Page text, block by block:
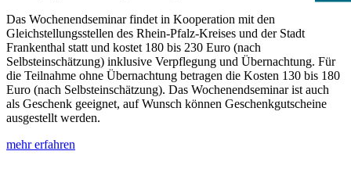
Das Wochenendseminar findet in Kooperation mit den
Gleichstellungsstellen des Rhein-Pfalz-Kreises und der Stadt
Frankenthal statt und kostet 180 bis 230 Euro (nach
Selbsteinschätzung) inklusive Verpflegung und Übernachtung. Für
die Teilnahme ohne Übernachtung betragen die Kosten 130 bis 180
Euro (nach Selbsteinschätzung). Das Wochenendseminar ist auch
als Geschenk geeignet, auf Wunsch können Geschenkgutscheine
ausgestellt werden.
mehr erfahren